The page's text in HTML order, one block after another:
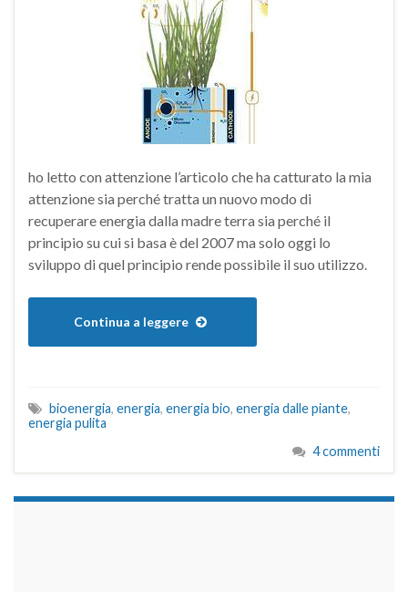
ho letto con attenzione l’articolo che ha catturato la mia
attenzione sia perché tratta un nuovo modo di
recuperare energia dalla madre terra sia perché il
principio su cui si basa è del 2007 ma solo oggi lo
sviluppo di quel principio rende possibile il suo utilizzo.
Continua a leggere
bioenergia, energia, energia bio, energia dalle piante,
energia pulita
4 commenti